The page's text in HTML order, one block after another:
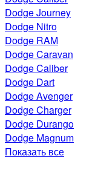
Dodge Journey
Dodge Nitro
Dodge RAM
Dodge Caravan
Dodge Caliber
Dodge Dart
Dodge Avenger
Dodge Charger
Dodge Durango
Dodge Magnum
Показать все